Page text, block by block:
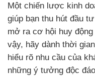
Một chiến lược kinh
giúp bạn thu hút đầu
mở ra cơ hội huy
vậy, hãy dành thời
hiểu rõ nhu cầu của
những ý tưởng độc